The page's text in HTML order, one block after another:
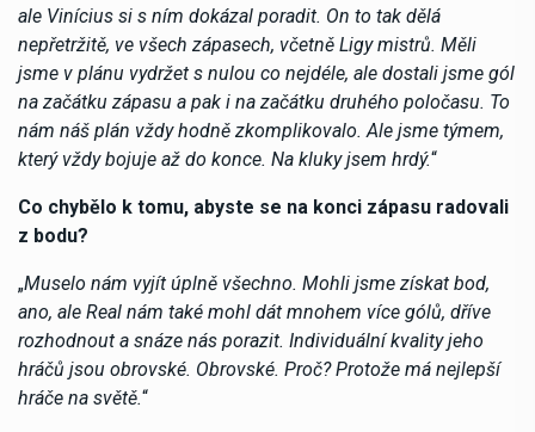
ale Vinícius si s ním dokázal poradit. On to tak dělá
nepřetržitě, ve všech zápasech, včetně Ligy mistrů. Měli
jsme v plánu vydržet s nulou co nejdéle, ale dostali jsme gól
na začátku zápasu a pak i na začátku druhého poločasu. To
nám náš plán vždy hodně zkomplikovalo. Ale jsme týmem,
který vždy bojuje až do konce. Na kluky jsem hrdý.“
Co chybělo k tomu, abyste se na konci zápasu radovali
z bodu?
„Muselo nám vyjít úplně všechno. Mohli jsme získat bod,
ano, ale Real nám také mohl dát mnohem více gólů, dříve
rozhodnout a snáze nás porazit. Individuální kvality jeho
hráčů jsou obrovské. Obrovské. Proč? Protože má nejlepší
hráče na světě.“